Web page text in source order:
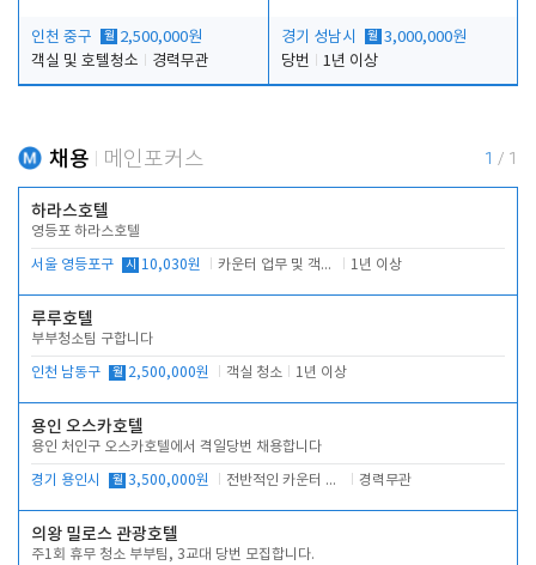
인천 중구 월 2,500,000원
객실 및 호텔청소
경력무관
경기 성남시 월 3,000,000원
당번
1년 이상
채용 메인포커스 1 / 1
하라스호텔
영등포 하라스호텔
서울 영등포구 시 10,030원 카운터 업무 및 객실관리(청소상태 확인, 객실판매) 1년 이상
루루호텔
부부청소팀 구합니다
인천 남동구 월 2,500,000원 객실 청소 1년 이상
용인 오스카호텔
용인 처인구 오스카호텔에서 격일당번 채용합니다
경기 용인시 월 3,500,000원 전반적인 카운터 업무 경력무관
의왕 밀로스 관광호텔
주1회 휴무 청소 부부팀, 3교대 당번 모집합니다.